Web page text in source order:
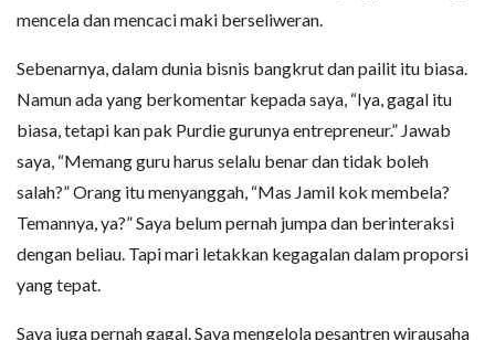
mencela dan mencaci maki berseliweran.
Sebenarnya, dalam dunia bisnis bangkrut dan pailit itu biasa.
Namun ada yang berkomentar kepada saya, “Iya, gagal itu
biasa, tetapi kan pak Purdie gurunya entrepreneur.” Jawab
saya, “Memang guru harus selalu benar dan tidak boleh
salah?” Orang itu menyanggah, “Mas Jamil kok membela?
Temannya, ya?” Saya belum pernah jumpa dan berinteraksi
dengan beliau. Tapi mari letakkan kegagalan dalam proporsi
yang tepat.
Saya juga pernah gagal. Saya mengelola pesantren wirausaha